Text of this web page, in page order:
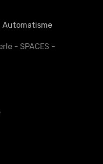
Automatisme
- SPACES -